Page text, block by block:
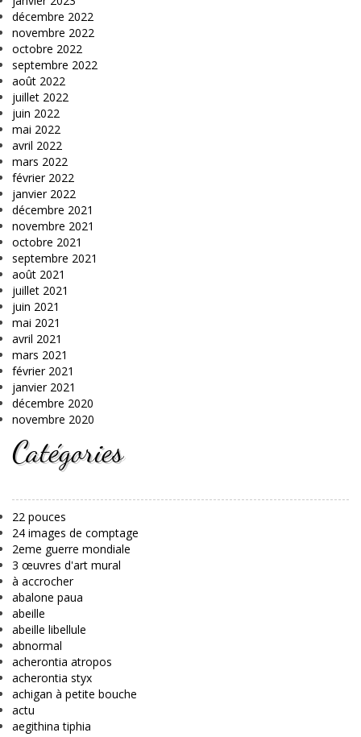
décembre 2022
novembre 2022
octobre 2022
septembre 2022
août 2022
juillet 2022
juin 2022
mai 2022
avril 2022
mars 2022
février 2022
janvier 2022
décembre 2021
novembre 2021
octobre 2021
septembre 2021
août 2021
juillet 2021
juin 2021
mai 2021
avril 2021
mars 2021
février 2021
janvier 2021
décembre 2020
novembre 2020
Catégories
22 pouces
24 images de comptage
2eme guerre mondiale
3 œuvres d'art mural
à accrocher
abalone paua
abeille
abeille libellule
abnormal
acherontia atropos
acherontia styx
achigan à petite bouche
actu
aegithina tiphia